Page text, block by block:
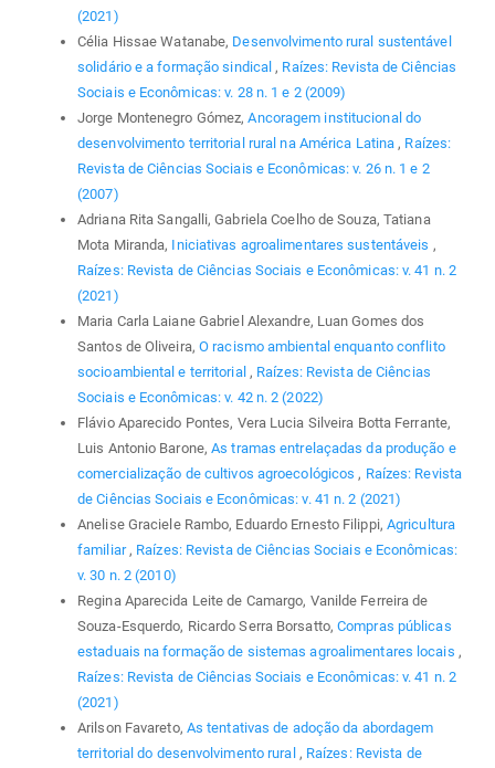
(2021)
Célia Hissae Watanabe, Desenvolvimento rural sustentável
solidário e a formação sindical , Raízes: Revista de Ciências
Sociais e Econômicas: v. 28 n. 1 e 2 (2009)
Jorge Montenegro Gómez,Ancoragem institucional do
desenvolvimento territorial rural na América Latina , Raízes:
Revista de Ciências Sociais e Econômicas: v. 26 n. 1 e 2
(2007)
Adriana Rita Sangalli, Gabriela Coelho de Souza, Tatiana
Mota Miranda, Iniciativas agroalimentares sustentáveis ,
Raízes: Revista de Ciências Sociais e Econômicas: v. 41 n. 2
(2021)
Maria Carla Laiane Gabriel Alexandre, Luan Gomes dos
Santos de Oliveira, O racismo ambiental enquanto conflito
socioambiental e territorial , Raízes: Revista de Ciências
Sociais e Econômicas: v. 42 n. 2 (2022)
Flávio Aparecido Pontes, Vera Lucia Silveira Botta Ferrante,
Luis Antonio Barone,As tramas entrelaçadas da produção e
comercialização de cultivos agroecológicos , Raízes: Revista
de Ciências Sociais e Econômicas: v. 41 n. 2 (2021)
Anelise Graciele Rambo, Eduardo Ernesto Filippi, Agricultura
familiar , Raízes: Revista de Ciências Sociais e Econômicas:
v. 30 n. 2 (2010)
Regina Aparecida Leite de Camargo, Vanilde Ferreira de
Souza-Esquerdo, Ricardo Serra Borsatto,Compras públicas
estaduais na formação de sistemas agroalimentares locais ,
Raízes: Revista de Ciências Sociais e Econômicas: v. 41 n. 2
(2021)
Arilson Favareto, As tentativas de adoção da abordagem
territorial do desenvolvimento rural , Raízes: Revista de